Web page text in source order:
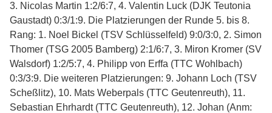
3. Nicolas Martin 1:2/6:7, 4. Valentin Luck (DJK Teutonia
Gaustadt) 0:3/1:9. Die Platzierungen der Runde 5. bis 8.
Rang: 1. Noel Bickel (TSV Schlüsselfeld) 9:0/3:0, 2. Simon
Thomer (TSG 2005 Bamberg) 2:1/6:7, 3. Miron Kromer (SV
Walsdorf) 1:2/5:7, 4. Philipp von Erffa (TTC Wohlbach)
0:3/3:9. Die weiteren Platzierungen: 9. Johann Loch (TSV
Scheßlitz), 10. Mats Weberpals (TTC Geutenreuth), 11.
Sebastian Ehrhardt (TTC Geutenreuth), 12. Johan (Anm: